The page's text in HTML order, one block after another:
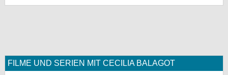
FILME UND SERIEN MIT CECILIA BALAGOT
Desktop-Ansicht